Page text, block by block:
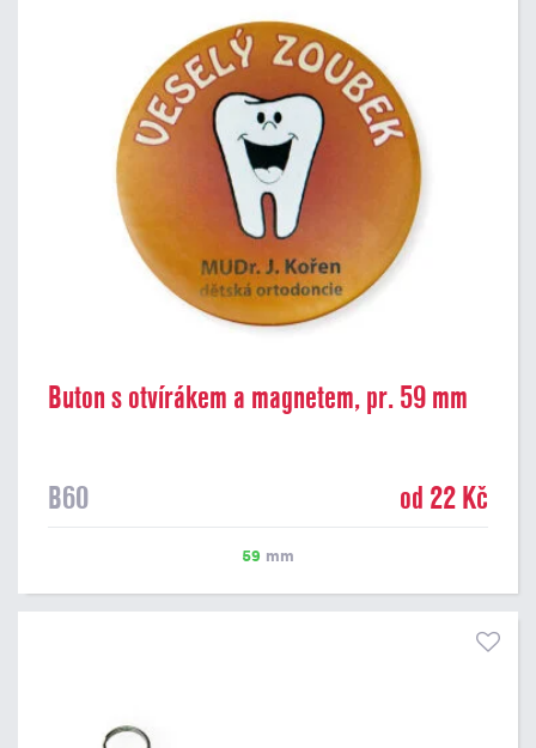
Buton s otvírákem a magnetem, pr. 59 mm
B60 od 22 Kč
59 mm